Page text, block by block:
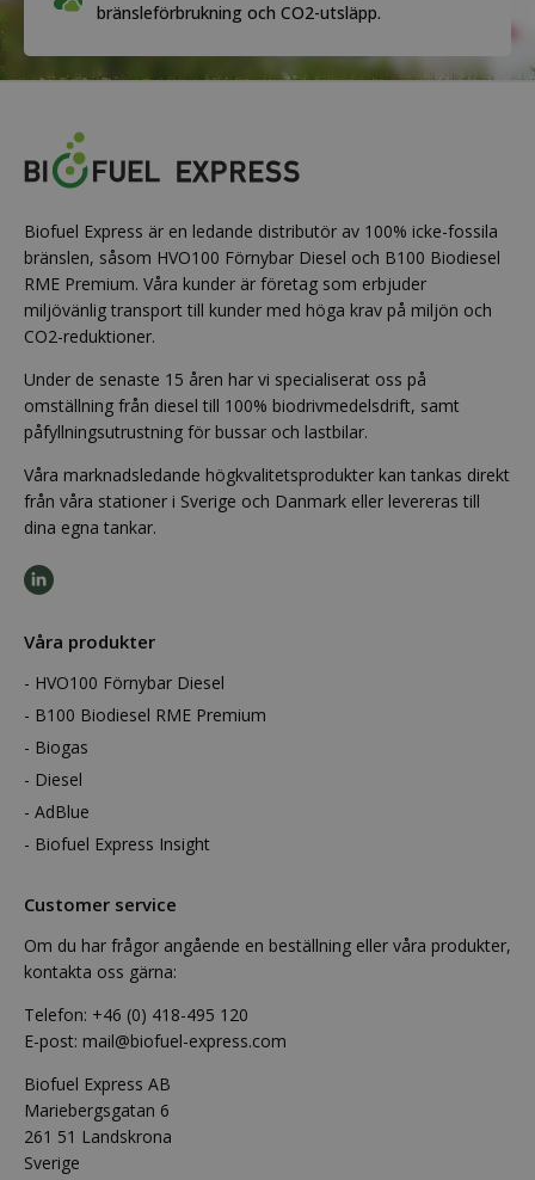
bränsleförbrukning och CO2-utsläpp.
Biofuel Express är en ledande distributör av 100% icke-fossila
bränslen, såsom HVO100 Förnybar Diesel och B100 Biodiesel
RME Premium. Våra kunder är företag som erbjuder
miljövänlig transport till kunder med höga krav på miljön och
CO2-reduktioner.
Under de senaste 15 åren har vi specialiserat oss på
omställning från diesel till 100% biodrivmedelsdrift, samt
påfyllningsutrustning för bussar och lastbilar.
Våra marknadsledande högkvalitetsprodukter kan tankas direkt
från våra stationer i Sverige och Danmark eller levereras till
dina egna tankar.
Våra produkter
HVO100 Förnybar Diesel
B100 Biodiesel RME Premium
Biogas
Diesel
AdBlue
Biofuel Express Insight
Customer service
Om du har frågor angående en beställning eller våra produkter,
kontakta oss gärna:
Telefon: +46 (0) 418-495 120
E-post: mail@biofuel-express.com
Biofuel Express AB
Mariebergsgatan 6
261 51 Landskrona
Sverige